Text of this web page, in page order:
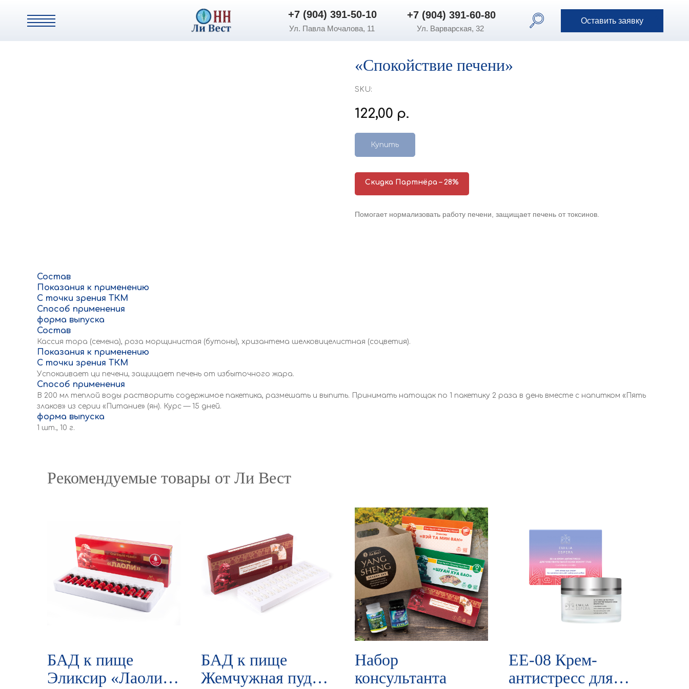
Оставить заявку
Ул. Варварская, 32
Ул. Павла Мочалова, 11
+7 (904) 391-60-80
+7 (904) 391-50-10 Оставить заявку
+7 (904) 391-60-80
+7 (904) 391-50-10
«Спокойствие печени»
SKU:
122,00 р.
Купить
Скидка Партнёра – 28%
Помогает нормализовать работу печени, защищает печень от токсинов.
Состав
Показания к применению
С точки зрения ТКМ
Способ применения
форма выпуска
Состав
Кассия тора (семена), роза морщинистая (бутоны), хризантема шелковицелистная (соцветия).
Показания к применению
С точки зрения ТКМ
Успокаивает ци печени, защищает печень от избыточного жара.
Способ применения
В 200 мл теплой воды растворить содержимое пакетика, размешать и выпить. Принимать натощак по 1 пакетику 2 раза в день вместе с напитком «Пять
злаков» из серии «Питание» (ян). Курс — 15 дней.
форма выпуска
1 шт., 10 г.
Рекомендуемые товары от Ли Вест
БАД к пище
Эликсир «Лаоли»,
БАД к пище
Жемчужная пудра
Набор
консультанта
EE-08 Крем-
антистресс для